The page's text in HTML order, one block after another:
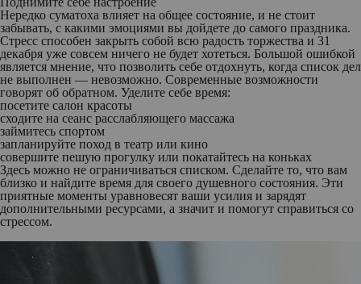
Нередко суматоха влияет на общее состояние, и не стоит
забывать, с какими эмоциями вы дойдете до самого праздника.
Стресс способен закрыть собой всю радость торжества и 31
декабря уже совсем ничего не будет хотеться. Большой ошибкой
является мнение, что позволить себе отдохнуть, когда список дел
не выполнен — невозможно. Современные возможности
говорят об обратном. Уделите себе время:
посетите салон красоты
сходите на сеанс расслабляющего массажа
займитесь спортом
запланируйте поход в театр или кино
совершите пешую прогулку или покатайтесь на коньках
Здесь можно не ограничиваться списком. Сделайте то, что вам
близко и найдите время для своего душевного состояния. Эти
приятные моменты уравновесят ваши усилия и зарядят
дополнительными ресурсами, а значит и помогут справиться со
стрессом.